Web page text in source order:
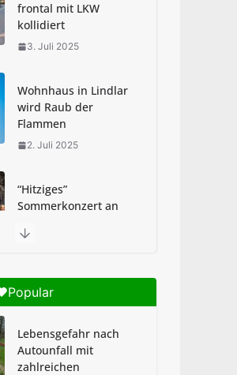
frontal mit LKW
kollidiert
3. Juli 2025
Wohnhaus in Lindlar
wird Raub der
Flammen
2. Juli 2025
“Hitziges”
Sommerkonzert an
Abi-Sturm: Schultag
an GSKi begann
1. Juli 2025
Popular
Lebensgefahr nach
Autounfall mit
zahlreichen